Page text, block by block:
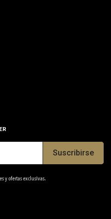
Suscribirse
y ofertas exclusivas.